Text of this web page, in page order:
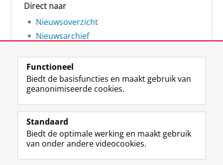
Direct naar
Nieuwsoverzicht
Nieuwsarchief
Volg de RUG
F
a
e
b
L
i
k
e
R
S
-
f
I
n
t
Y
o
T
Studiekiezers
Functioneel
Biedt de basisfuncties en maakt gebruik van
geanonimiseerde cookies.
Standaard
Biedt de optimale werking en maakt gebruik
van onder andere videocookies.